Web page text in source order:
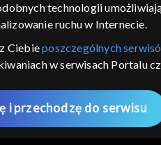
Zjednoczone ,
platformie TVP
technologii
ruchu w Internecie.
Ciebieposzczególnych
w serwisach Portalu
reklam,
rynkowych w celu
technicznego
i przechodzę do serwisu